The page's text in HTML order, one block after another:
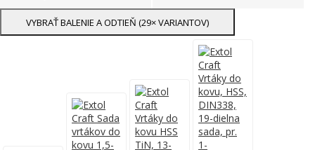
VYBRAŤ BALENIE A ODTIEŇ (29× VARIANTOV)